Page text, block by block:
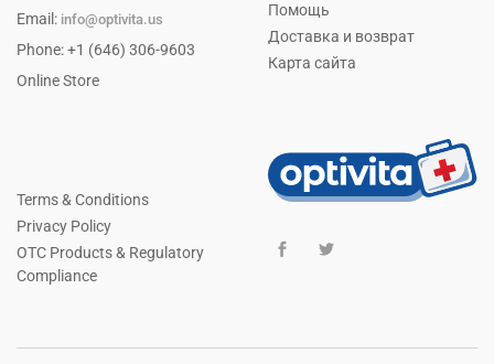
Email: info@optivita.us
Phone: +1 (646) 306-9603
Online Store
Помощь
Доставка и возврат
Карта сайта
Terms & Conditions
Privacy Policy
OTC Products & Regulatory
Compliance